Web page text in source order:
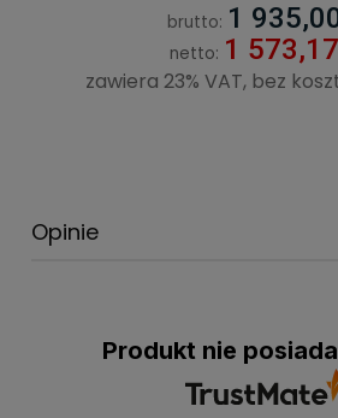
brutto: 1
netto: 1
zawiera 23% VAT, bez
Opinie
Produkt nie